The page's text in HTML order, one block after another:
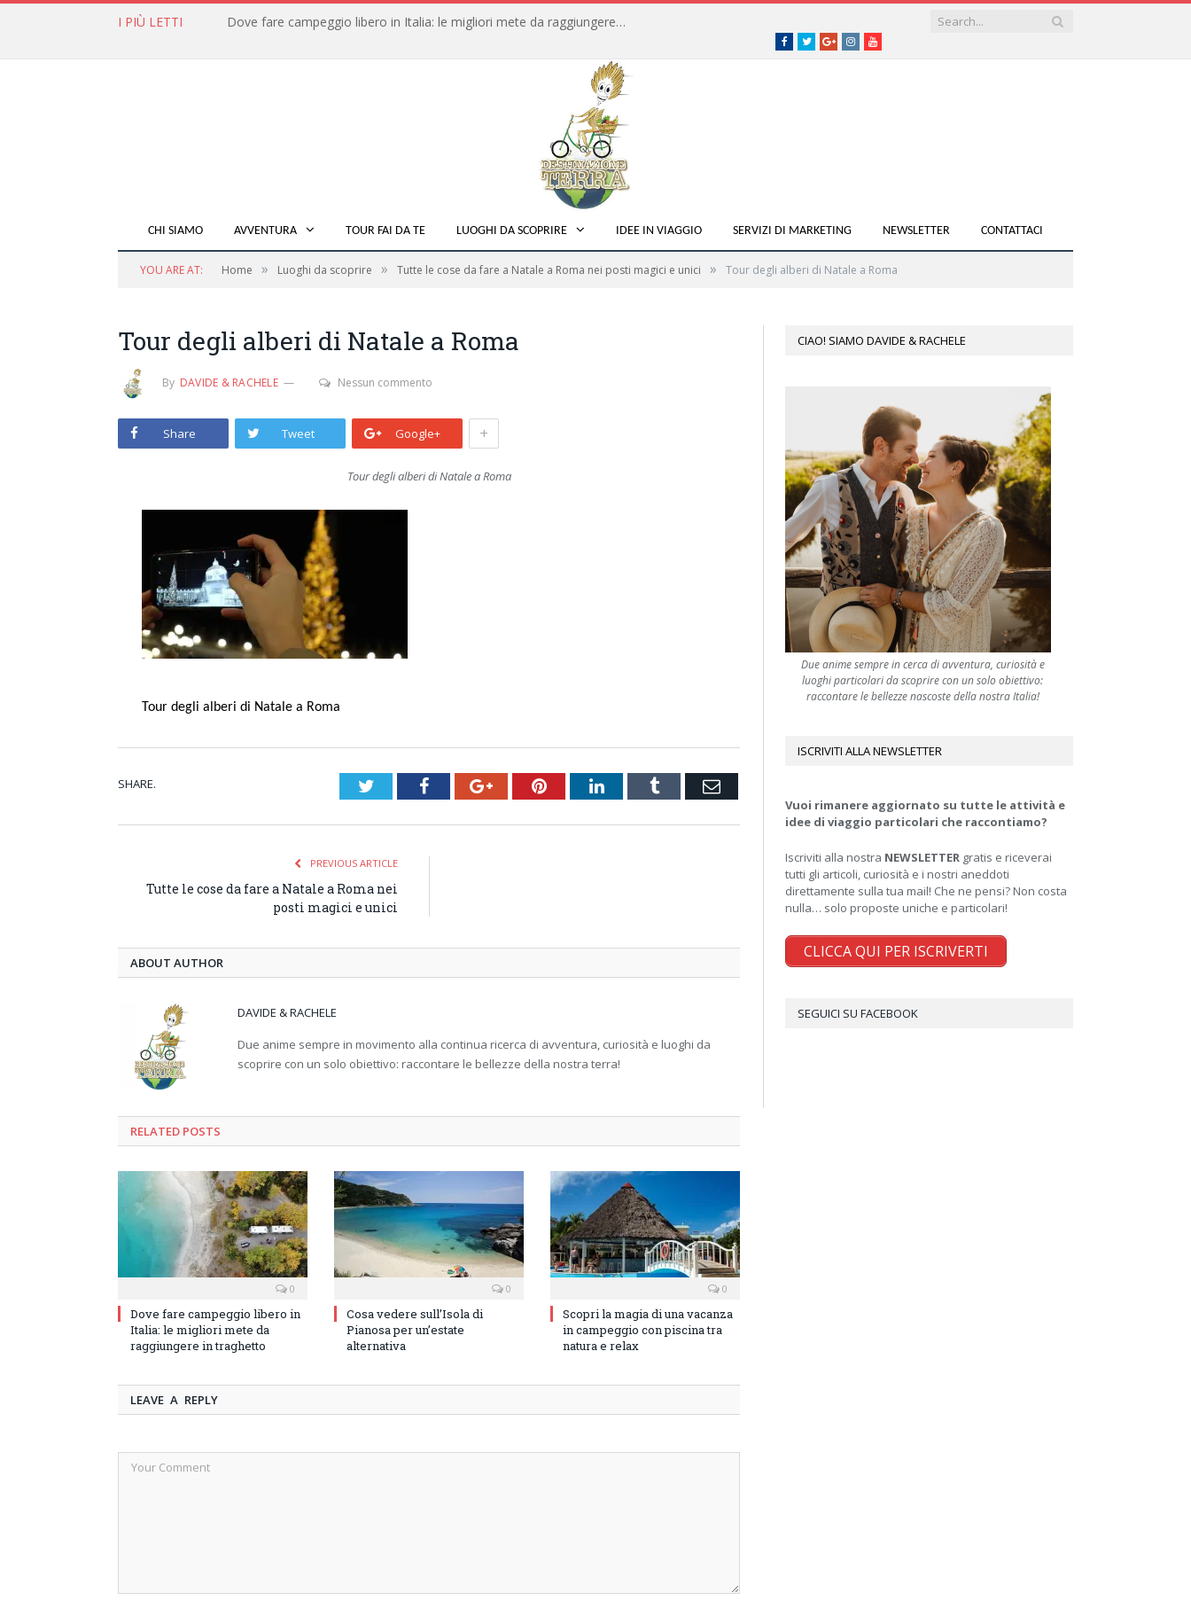
I PIÙ LETTI Dove fare campeggio libero in Italia: le migliori mete da raggiungere in traghetto
Facebook
TwitterGoogle+instagramyoutube
CHI SIAMO AVVENTURA TOUR FAI DA TE LUOGHI DA SCOPRIRE IDEE IN VIAGGIO SERVIZI DI MARKETING NEWSLETTER CONTATTACI
YOU ARE AT: Home » Luoghi da scoprire » Tutte le cose da fare a Natale a Roma nei posti magici e unici » Tour degli alberi di Natale a Roma
Tour degli alberi di Natale a Roma
By DAVIDE & RACHELE Nessun commento
Share Tweet Google+ +
Tour degli alberi di Natale a Roma
Tour degli alberi di Natale a Roma
SHARE. TwitterFacebookGoogle+PinterestLinkedInTumblr Email
PREVIOUS ARTICLE
Tutte le cose da fare a Natale a Roma nei
posti magici e unici
ABOUT AUTHOR
DAVIDE & RACHELE
Due anime sempre in movimento alla continua ricerca di avventura, curiosità e luoghi da
scoprire con un solo obiettivo: raccontare le bellezze della nostra terra!
RELATED POSTS
0
Dove fare campeggio libero in
Italia: le migliori mete da
raggiungere in traghetto
0
Cosa vedere sull’Isola di
Pianosa per un’estate
alternativa
0
Scopri la magia di una vacanza
in campeggio con piscina tra
natura e relax
LEAVE A REPLY
CIAO! SIAMO DAVIDE & RACHELE
Due anime sempre in cerca di avventura, curiosità e
luoghi particolari da scoprire con un solo obiettivo:
raccontare le bellezze nascoste della nostra Italia!
ISCRIVITI ALLA NEWSLETTER
Vuoi rimanere aggiornato su tutte le attività e
idee di viaggio particolari che raccontiamo?
Iscriviti alla nostra NEWSLETTER gratis e riceverai
tutti gli articoli, curiosità e i nostri aneddoti
direttamente sulla tua mail! Che ne pensi? Non costa
nulla… solo proposte uniche e particolari!
CLICCA QUI PER ISCRIVERTI
SEGUICI SU FACEBOOK